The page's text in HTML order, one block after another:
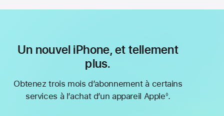
Un nouvel iPhone, et tellement
plus.
Obtenez trois mois d’abonnement à certains
services à l’achat d’un appareil Apple◊.